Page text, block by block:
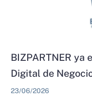
BIZPARTNER ya
Digital de
23/06/2026